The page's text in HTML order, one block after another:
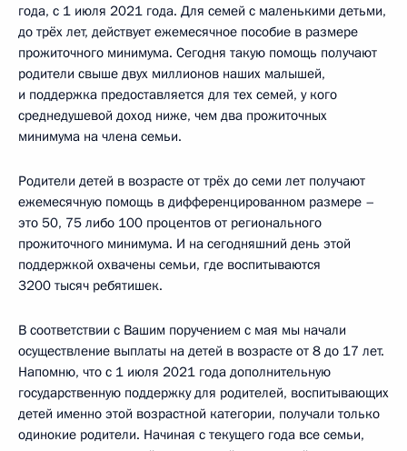
года, с 1 июля 2021 года. Для семей с маленькими детьми,
до трёх лет, действует ежемесячное пособие в размере
прожиточного минимума. Сегодня такую помощь получают
родители свыше двух миллионов наших малышей,
и поддержка предоставляется для тех семей, у кого
среднедушевой доход ниже, чем два прожиточных
минимума на члена семьи.
Родители детей в возрасте от трёх до семи лет получают
ежемесячную помощь в дифференцированном размере –
это 50, 75 либо 100 процентов от регионального
прожиточного минимума. И на сегодняшний день этой
поддержкой охвачены семьи, где воспитываются
3200 тысяч ребятишек.
В соответствии с Вашим поручением с мая мы начали
осуществление выплаты на детей в возрасте от 8 до 17 лет.
Напомню, что с 1 июля 2021 года дополнительную
государственную поддержку для родителей, воспитывающих
детей именно этой возрастной категории, получали только
одинокие родители. Начиная с текущего года все семьи,